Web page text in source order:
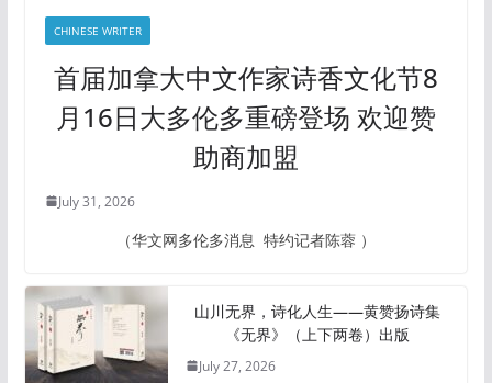
CHINESE WRITER
首届加拿大中文作家诗香文化节8
月16日大多伦多重磅登场 欢迎赞
助商加盟
July 31, 2026
（华文网多伦多消息 特约记者陈蓉 ）
山川无界，诗化人生——黄赞扬诗集
《无界》（上下两卷）出版
July 27, 2026